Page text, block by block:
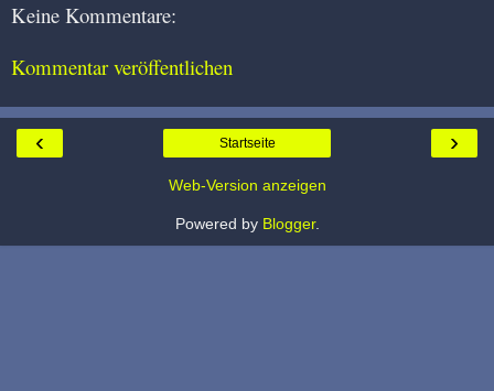
Keine Kommentare:
Kommentar veröffentlichen
‹ ›
Startseite
Web-Version anzeigen
Powered by Blogger.